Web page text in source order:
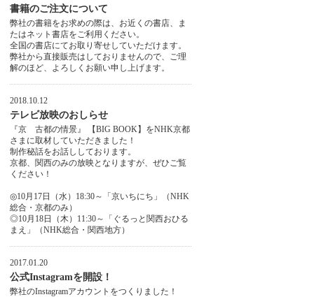
書籍のご注文について
弊社の書籍をお求めの際は、お近くの書店、ま
たはネット書店をご利用ください。
全国の書店にてお取り寄せしていただけます。
弊社から直接販売はしておりませんので、ご理
解のほど、よろしくお願い申し上げます。
2018.10.12
テレビ放映のおしらせ
『京 古都の情景』 【BIG BOOK】をNHK京都
さまに取材していただきました！
制作秘話をお話ししております。
京都、関西のみの放映となりますが、ぜひご覧
ください！
◎10月17日（水）18:30～「京いちにち」（NHK
総合・京都のみ）
◎10月18日（木）11:30～「ぐるっと関西おひる
まえ」（NHK総合・関西地方）
2017.01.20
公式Instagramを開設！
弊社のInstagramアカウントをつくりました！